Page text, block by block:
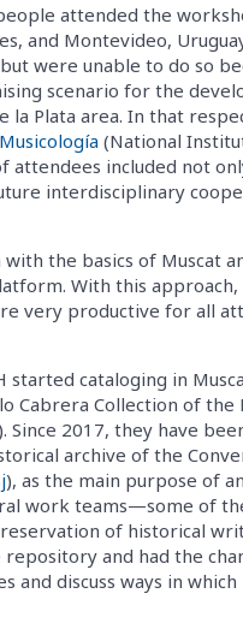
attended the
and Montevideo,
were unable to do so
scenario for the
la Plata area. In that
(National
attendees included not
interdisciplinary
the basics of Muscat
With this approach,
very productive for all
started cataloging in
Cabrera Collection of the
). Since 2017, they have
archive of the
), as the main purpose of
work teams—some of
of historical
and had the
and discuss ways in